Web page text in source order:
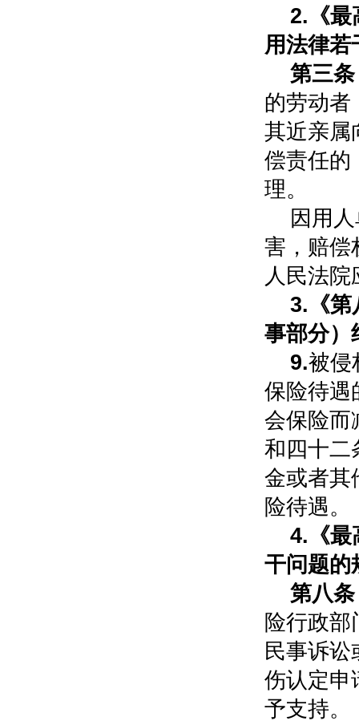
2. 《
用法律若
第三条
的劳动者
其近亲属
偿责任的
理。
因用
害，赔偿
人民法院
3. 《
事部分）
9.被侵
保险待遇
会保险而
和四十二
金或者其
险待遇。
4.《最
干问题的
第八条
险行政
民事诉讼
伤认定申
予支持。